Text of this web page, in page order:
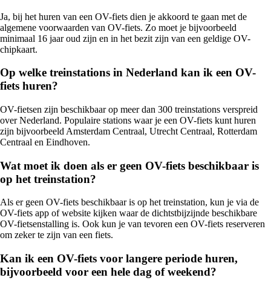
Ja, bij het huren van een OV-fiets dien je akkoord te gaan met de
algemene voorwaarden van OV-fiets. Zo moet je bijvoorbeeld
minimaal 16 jaar oud zijn en in het bezit zijn van een geldige OV-
chipkaart.
Op welke treinstations in Nederland kan ik een OV-
fiets huren?
OV-fietsen zijn beschikbaar op meer dan 300 treinstations verspreid
over Nederland. Populaire stations waar je een OV-fiets kunt huren
zijn bijvoorbeeld Amsterdam Centraal, Utrecht Centraal, Rotterdam
Centraal en Eindhoven.
Wat moet ik doen als er geen OV-fiets beschikbaar is
op het treinstation?
Als er geen OV-fiets beschikbaar is op het treinstation, kun je via de
OV-fiets app of website kijken waar de dichtstbijzijnde beschikbare
OV-fietsenstalling is. Ook kun je van tevoren een OV-fiets reserveren
om zeker te zijn van een fiets.
Kan ik een OV-fiets voor langere periode huren,
bijvoorbeeld voor een hele dag of weekend?